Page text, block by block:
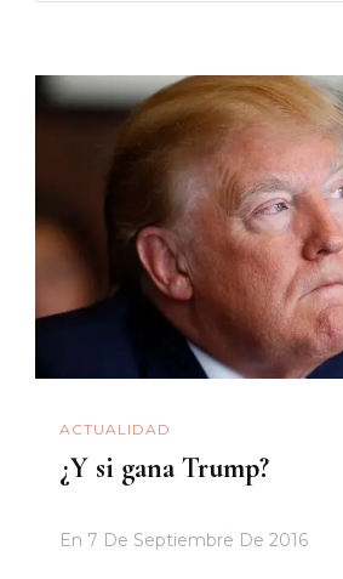
ACTUALIDAD
¿Y si gana Trump?
En 7 De Septiembre De 2016